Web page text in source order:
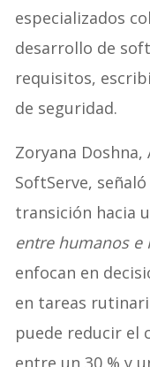
especializados
desarrollo de
requisitos,
de seguridad.
Zoryana Doshna,
SoftServe,
transición hacia
entre humanos e
enfocan en
en tareas
puede reducir el